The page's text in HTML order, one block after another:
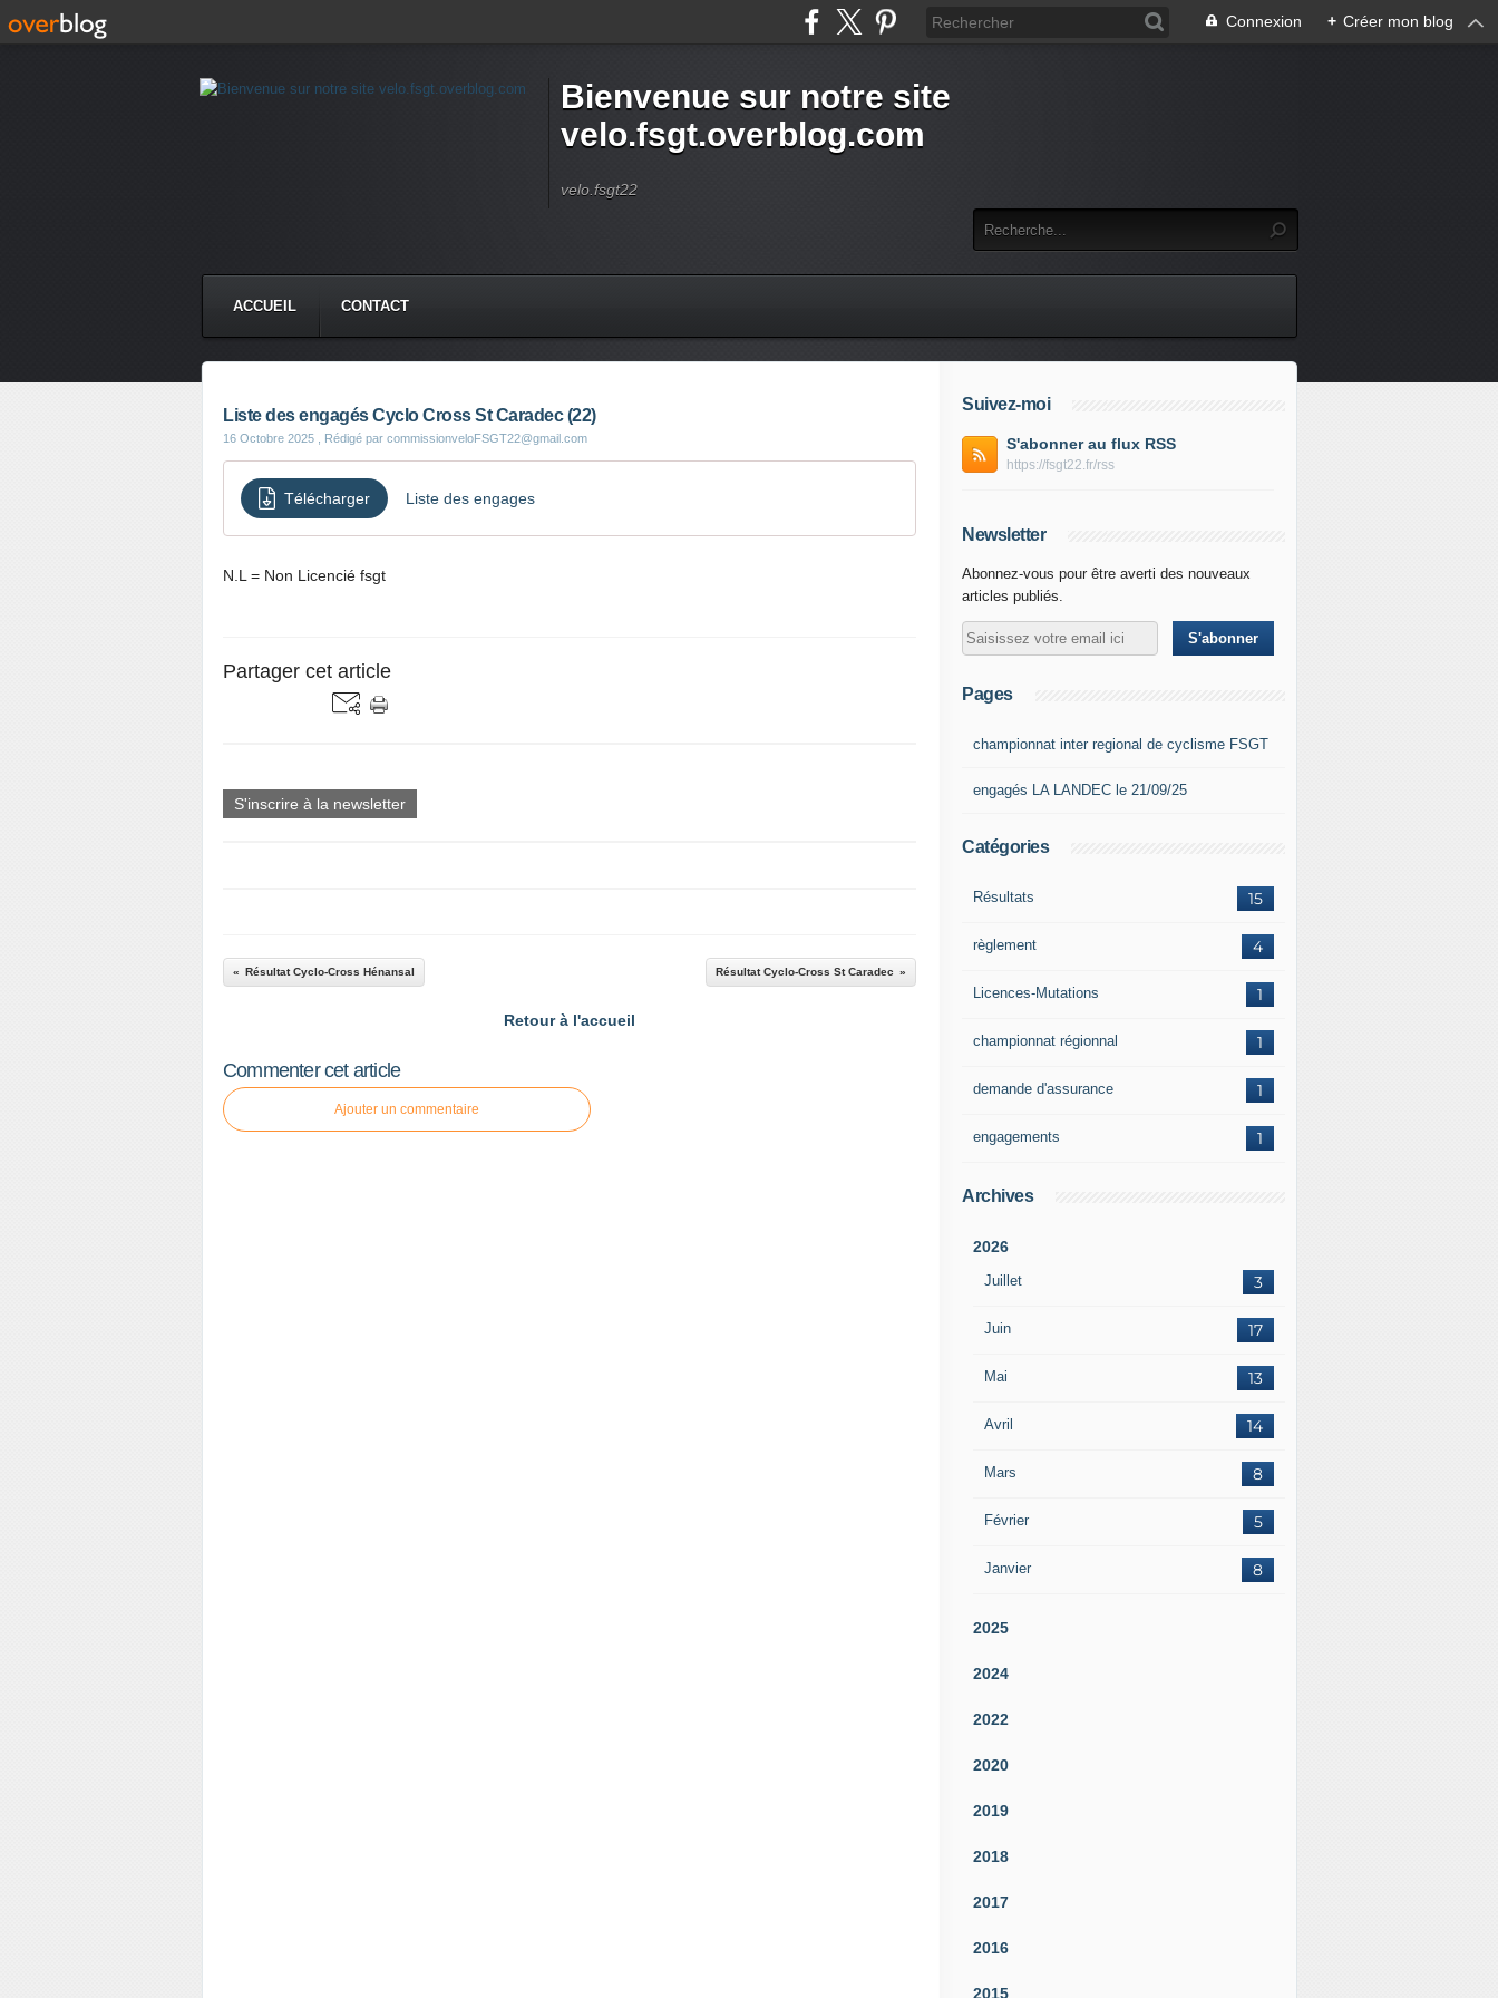
Connexion + Créer mon blog
Bienvenue sur notre site
velo.fsgt.overblog.com
velo.fsgt22
ACCUEIL CONTACT
Liste des engagés Cyclo Cross St Caradec (22)
16 Octobre 2025 , Rédigé par commissionveloFSGT22@gmail.com
Télécharger Liste des engages
N.L = Non Licencié fsgt
Partager cet article
S'inscrire à la newsletter
Résultat Cyclo-Cross Hénansal Résultat Cyclo-Cross St Caradec
Retour à l'accueil
Commenter cet article
Ajouter un commentaire
Suivez-moi
S'abonner au flux RSS
https://fsgt22.fr/rss
Newsletter
Abonnez-vous pour être averti des nouveaux
articles publiés.
Pages
championnat inter regional de cyclisme FSGT
engagés LA LANDEC le 21/09/25
Catégories
15
Résultats
4
règlement
1
Licences-Mutations
1
championnat régionnal
1
demande d'assurance
1
engagements
Archives
2026
Juillet 3
Juin 17
Mai 13
Avril 14
Mars 8
Février 5
Janvier 8
2025
2024
2022
2020
2019
2018
2017
2016
2015